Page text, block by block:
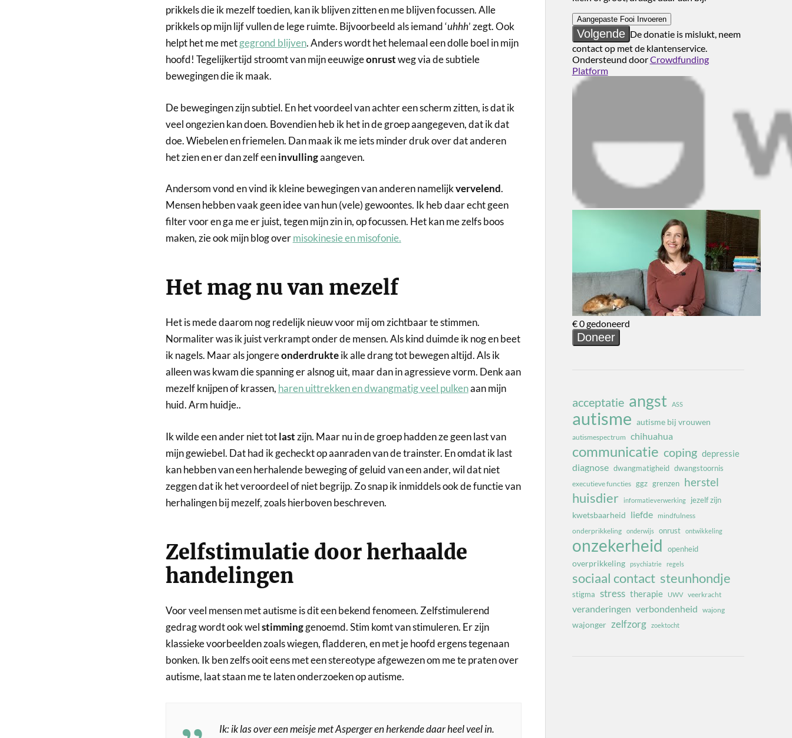
prikkels die ik mezelf toedien, kan ik blijven zitten en me blijven focussen. Alle
prikkels op mijn lijf vullen de lege ruimte. Bijvoorbeeld als iemand ‘uhhh’ zegt. Ook
helpt het me metgegrond blijven. Anders wordt het helemaal een dolle boel in mijn
hoofd! Tegelijkertijd stroomt van mijn eeuwigeonrustweg via de subtiele
bewegingen die ik maak.
De bewegingen zijn subtiel. En het voordeel van achter een scherm zitten, is dat ik
veel ongezien kan doen. Bovendien heb ik het in de groep aangegeven, dat ik dat
doe. Wiebelen en friemelen. Dan maak ik me iets minder druk over dat anderen
het zien en er dan zelf eeninvullingaangeven.
Andersom vond en vind ik kleine bewegingen van anderen namelijkvervelend.
Mensen hebben vaak geen idee van hun (vele) gewoontes. Ik heb daar echt geen
filter voor en ga me er juist, tegen mijn zin in, op focussen. Het kan me zelfs boos
maken, zie ook mijn blog overmisokinesie en misofonie.
Het mag nu van mezelf
Het is mede daarom nog redelijk nieuw voor mij om zichtbaar te stimmen.
Normaliter was ik juist verkrampt onder de mensen. Als kind duimde ik nog en beet
ik nagels. Maar als jongereonderdrukteik alle drang tot bewegen altijd. Als ik
alleen was kwam die spanning er alsnog uit, maar dan in agressieve vorm. Denk aan
mezelf knijpen of krassen, haren uittrekken en dwangmatig veel pulkenaan mijn
huid. Arm huidje..
Ik wilde een ander niet totlastzijn. Maar nu in de groep hadden ze geen last van
mijn gewiebel. Dat had ik gecheckt op aanraden van de trainster. En omdat ik last
kan hebben van een herhalende beweging of geluid van een ander, wil dat niet
zeggen dat ik het veroordeel of niet begrijp. Zo snap ik inmiddels ook de functie van
herhalingen bij mezelf, zoals hierboven beschreven.
Zelfstimulatie door herhaalde
handelingen
Voor veel mensen met autisme is dit een bekend fenomeen. Zelfstimulerend
gedrag wordt ook welstimminggenoemd. Stim komt van stimuleren. Er zijn
klassieke voorbeelden zoals wiegen, fladderen, en met je hoofd ergens tegenaan
bonken. Ik ben zelfs ooit eens met een stereotype afgewezen om me te praten over
autisme, laat staan me te laten onderzoeken op autisme.
Ik: ik las over een meisje met Asperger en herkende daar heel veel in.
acceptatie angst ASS
autisme autisme bij vrouwen
autismespectrum chihuahua
communicatie coping depressie
diagnose dwangmatigheid dwangstoornis
executieve functies ggz grenzen herstel
huisdier informatieverwerking jezelf zijn
kwetsbaarheid liefde
mindfulness
onderprikkeling
onderwijs onrust ontwikkeling
onzekerheid openheid
overprikkeling psychiatrie regels
sociaal contact steunhondje
stigma stress therapie UWV veerkracht
veranderingen verbondenheid wajong
wajonger zelfzorg zoektocht